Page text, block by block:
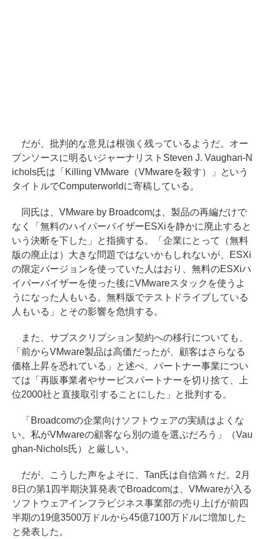
だが、批判的な意見は根強く残っているようだ。オー
プンソースに明るいジャーナリストSteven J. Vaughan-N
ichols氏は「Killing VMware（VMwareを殺す）」という
タイトルでComputerworldに寄稿している。
同氏は、VMware by Broadcomは、製品の再編だけで
なく「無料のハイパーバイザーESXiを静かに廃止すると
いう決断を下した」と指摘する。「企業にとって（無料
版の廃止は）大きな問題ではないかもしれないが、ESXi
の限定バージョンを使っていた人はおり、無料のESXiハ
イパーバイザーを使った後にVMwareスタックを使うよ
うになった人もいる。無料版でテストドライブしている
人もいる」とその影響を危惧する。
また、サブスクリプション契約への移行についても、
「前からVMware製品は高価だったが、顧客はさらなる
価格上昇を恐れている」と述べ、パートナー事業につい
ては「再販事業者やサービスパートナーを切り捨て、上
位2000社と直接取引することにした」と批判する。
「Broadcomの企業向けソフトウェアの実績はよくな
い。私がVMwareの顧客なら別の道を選ぶだろう」（Vau
ghan-Nichols氏）と厳しい。
だが、こうした声をよそに、Tan氏は自信満々だ。2月
8日の第1四半期決算発表でBroadcomは、VMwareが入る
ソフトウェアインフラビジネス事業部の売り上げが前四
半期の19億3500万ドルから45億7100万ドルに増加した
と発表した。